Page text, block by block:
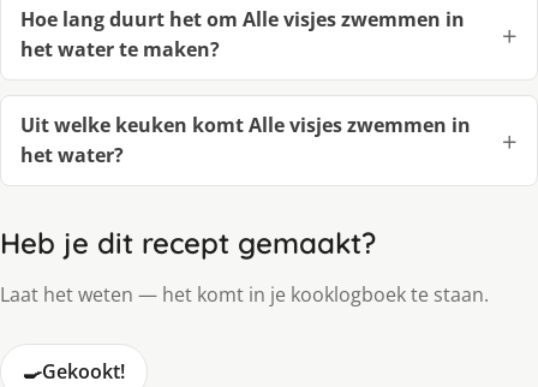
Hoe lang duurt het om Alle visjes zwemmen in
het water te maken?
Uit welke keuken komt Alle visjes zwemmen in
het water?
Heb je dit recept gemaakt?
Laat het weten — het komt in je kooklogboek te staan.
🍳Gekookt!